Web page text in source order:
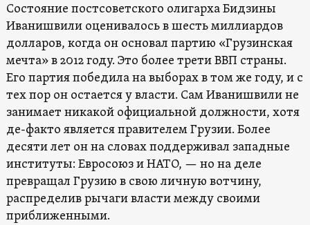
Состояние постсоветского олигарха Бидзины
Иванишвили оценивалось в шесть миллиардов
долларов, когда он основал партию «Грузинская
мечта» в 2012 году. Это более трети ВВП страны.
Его партия победила на выборах в том же году, и с
тех пор он остается у власти. Сам Иванишвили не
занимает никакой официальной должности, хотя
де-факто является правителем Грузии. Более
десяти лет он на словах поддерживал западные
институты: Евросоюз и НАТО, — но на деле
превращал Грузию в свою личную вотчину,
распределив рычаги власти между своими
приближенными.